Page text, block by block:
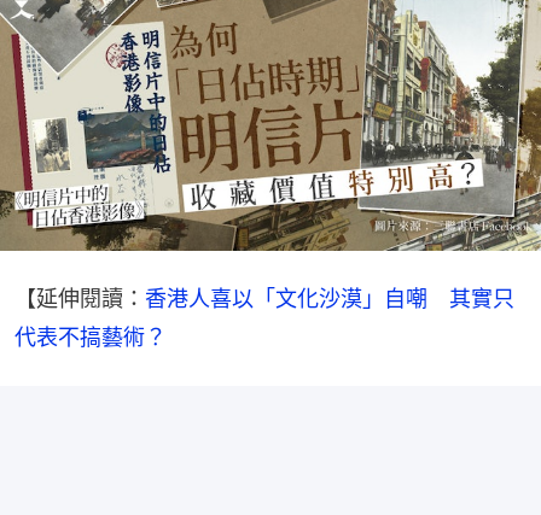
【延伸閱讀： 香港人喜以「文化沙漠」自嘲　其實只
代表不搞藝術？